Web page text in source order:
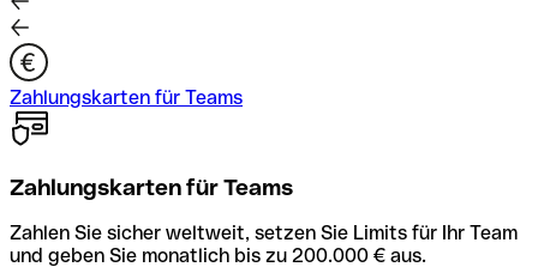
Zahlungskarten für Teams
Zahlungskarten für Teams
Zahlen Sie sicher weltweit, setzen Sie Limits für Ihr Team
und geben Sie monatlich bis zu 200.000 € aus.